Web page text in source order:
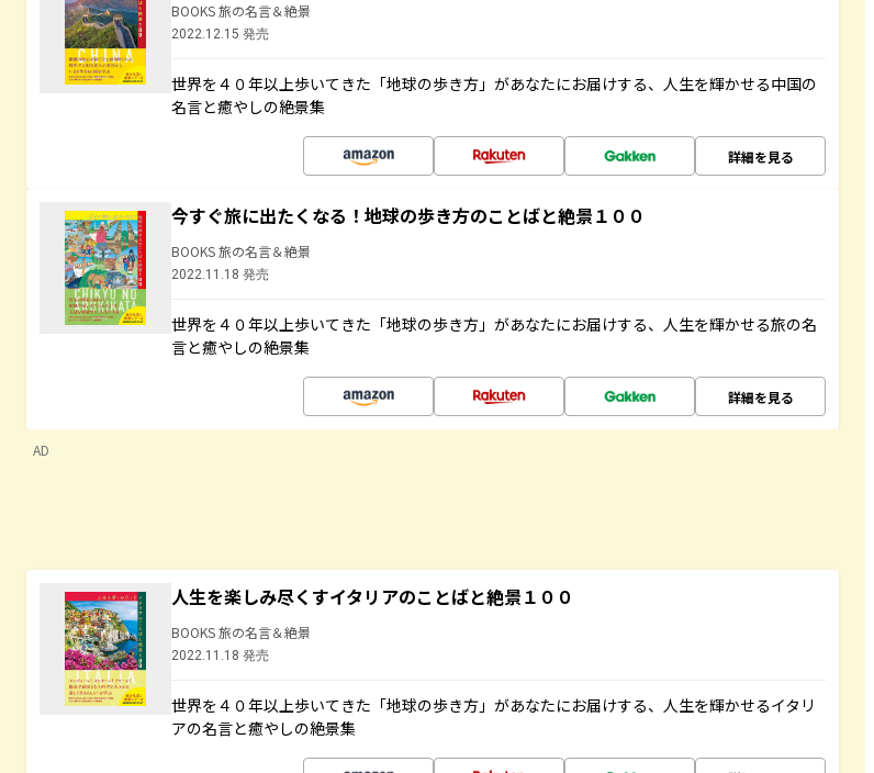
BOOKS 旅の名言＆絶景
2022.12.15 発売
世界を４０年以上歩いてきた「地球の歩き方」があなたにお届けする、人生を輝かせる中国の
名言と癒やしの絶景集
詳細を見る
今すぐ旅に出たくなる！地球の歩き方のことばと絶景１００
BOOKS 旅の名言＆絶景
2022.11.18 発売
世界を４０年以上歩いてきた「地球の歩き方」があなたにお届けする、人生を輝かせる旅の名
言と癒やしの絶景集
詳細を見る
AD
人生を楽しみ尽くすイタリアのことばと絶景１００
BOOKS 旅の名言＆絶景
2022.11.18 発売
世界を４０年以上歩いてきた「地球の歩き方」があなたにお届けする、人生を輝かせるイタリ
アの名言と癒やしの絶景集